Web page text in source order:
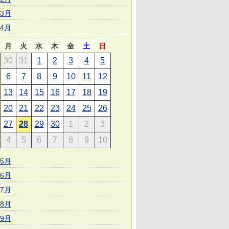
3月
4月
月 火 水 木 金 土 日
30 31 1 2 3 4
5
6
7 8 9 10 11
12
13
14 15 16 17 18
19
20
21 22 23 24 25
26
27
28 29 30 1 2
3
4
5 6 7 8 9 10
5月
6月
7月
8月
9月